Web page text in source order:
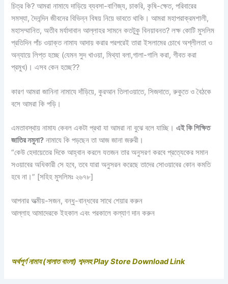
চিত্র কি? আমরা নামাযে দাড়িয়ে ব্যবসা-বাণিজ্য, চাকরি, কৃষি-ক্ষেত, পরিবারের
সমস্যা, দৈনন্দিন জীবনের বিভিন্ন বিষয় নিয়ে ভাবতে থাকি। আমরা মহাপরাক্রমশালী,
মহাসম্মানিত, অতীব মর্যাদাবান আল্লাহর সামনে কতটুকু বিনয়াবনত? লক্ষ কোটি মুসলিম
প্রতিদিন পাঁচ ওয়াক্ত নামায আদায় করার পরপরেই তারা ইসলামের চোখে অশ্লীলতা ও
অন্যায়ে লিপ্ত হচ্ছে (যেমন সুদ খাওয়া, মিথ্যা বলা,গালা-গালি করা, গীবত করা
প্রমুখ)। এসব কেন হচ্ছে??
কারণ আমরা জানিনা নামাযে দাঁড়িয়ে, কুরআন তিলাওয়াতে, সিজদাতে, রুকুতে ও বৈঠকে
বসে আমরা কি পড়ি।
এমতাবস্থায় নামায কেবল একটা প্রথা যা আমরা না বুঝে বলে যাচ্ছি।এই কি শিক্ষিত
জাতির নমুনা? নামাযে কি পড়ছেন তা আজ জানা জরুরী।
“কেউ হেদায়েতের দিকে আহ্বান করলে যতজন তার অনুসরণ করবে প্রত্যেকের সমান
সওয়াবের অধিকারী সে হবে, তবে যারা অনুসরন করেছে তাদের সোওয়াবের কোন কমতি
হবে না।” [সহিহ মুসলিমঃ ২৬৭৮]
আপনার অত্মীয়-সজন, বন্ধু-বান্ধবের সাথে শেয়ার করুন
আল্লাহ আমাদেরকে ইহকাল এবং পরকালে কল্যাণ দান করুন
অর্থপূর্ণ নামায (সালাত বাংলা) শব্দসহ Play Store Download Link